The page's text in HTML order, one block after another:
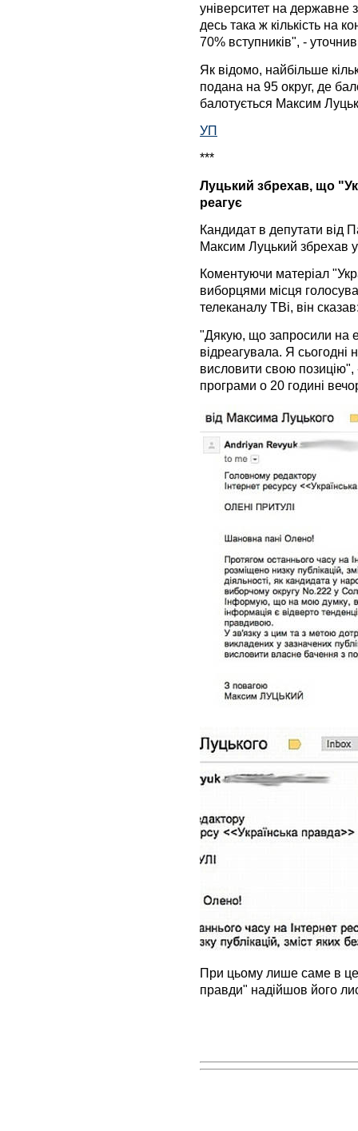
університет на державне
десь така ж кількість на
70% вступників", -
Як відомо, найбільше
подана на 95 округ, де
балотується Максим
УП
***
Луцький збрехав, що
реагує
Кандидат в депутати від
Максим Луцький збрехав
Коментуючи матеріал
виборцями місця
телеканалу ТВі, він
"Дякую, що запросили на
відреагувала. Я
висловити свою позицію",
програми о 20 годині
При цьому лише саме в
правди" надійшов його